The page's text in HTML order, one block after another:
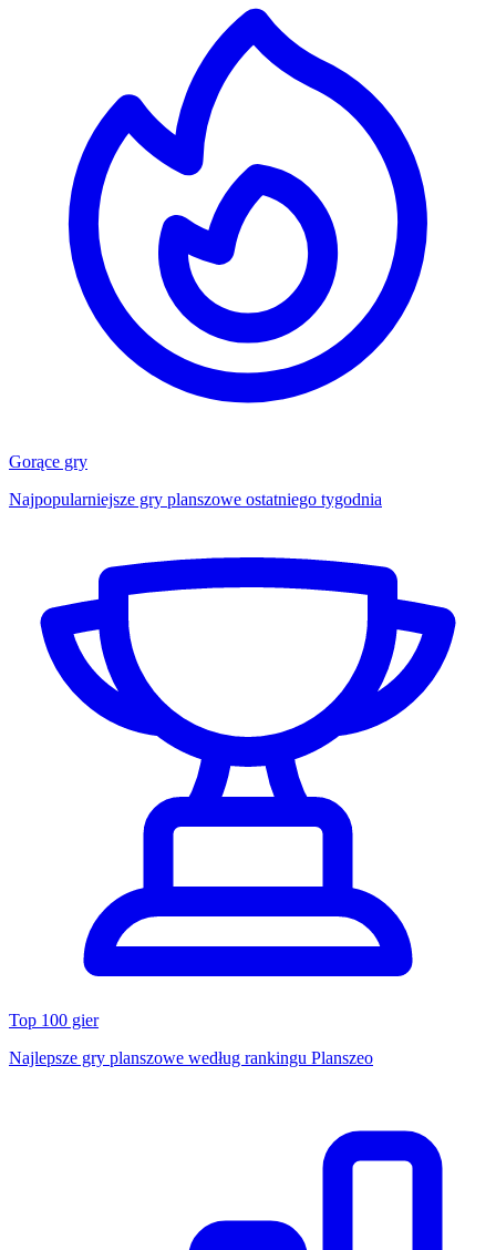
Gorące gry
Najpopularniejsze gry planszowe ostatniego tygodnia
Top 100 gier
Najlepsze gry planszowe według rankingu Planszeo